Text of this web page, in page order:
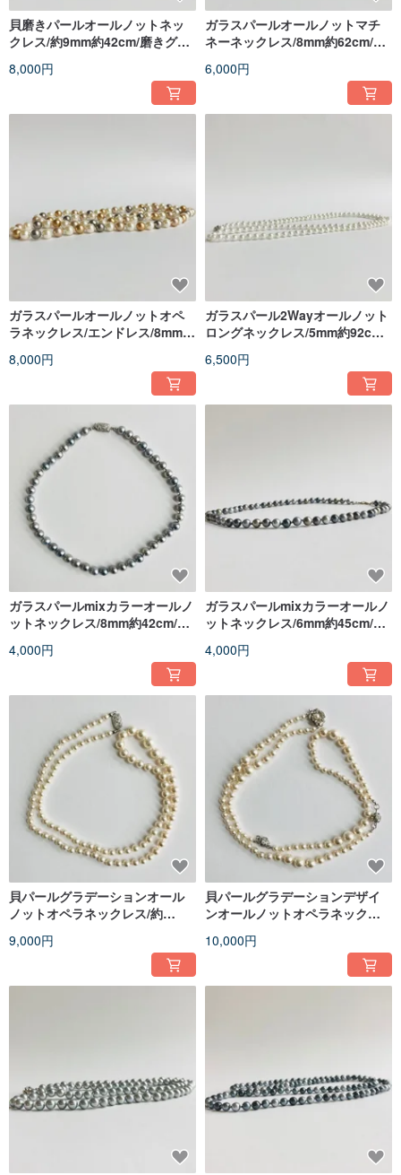
貝磨きパールオールノットネッ
クレス/約9mm約42cm/磨きグレ
8,000円
ガラスパールオールノットマチ
ネーネックレス/8mm約62cm/ペ
6,000円
ガラスパールオールノットオペ
ラネックレス/エンドレス/8mm約
本製
8,000円
ガラスパール2Wayオールノット
ロングネックレス/5mm約92cm/
6,500円
ガラスパールmixカラーオールノ
ットネックレス/8mm約42cm/パ
4,000円
ガラスパールmixカラーオールノ
ットネックレス/6mm約45cm/グ
4,000円
貝パールグラデーションオール
ノットオペラネックレス/約
ュ/R/made in japan
9,000円
貝パールグラデーションデザイ
ンオールノットオペラネックレ
ジュ/made in japan
10,000円